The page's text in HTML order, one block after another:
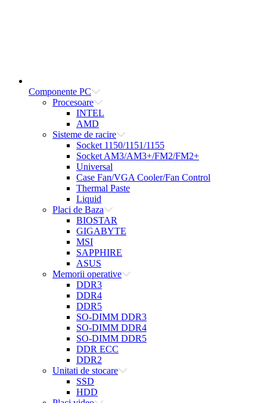
Componente PC
Procesoare
INTEL
AMD
Sisteme de racire
Socket 1150/1151/1155
Socket AM3/AM3+/FM2/FM2+
Universal
Case Fan/VGA Cooler/Fan Control
Thermal Paste
Liquid
Placi de Baza
BIOSTAR
GIGABYTE
MSI
SAPPHIRE
ASUS
Memorii operative
DDR3
DDR4
DDR5
SO-DIMM DDR3
SO-DIMM DDR4
SO-DIMM DDR5
DDR ECC
DDR2
Unitati de stocare
SSD
HDD